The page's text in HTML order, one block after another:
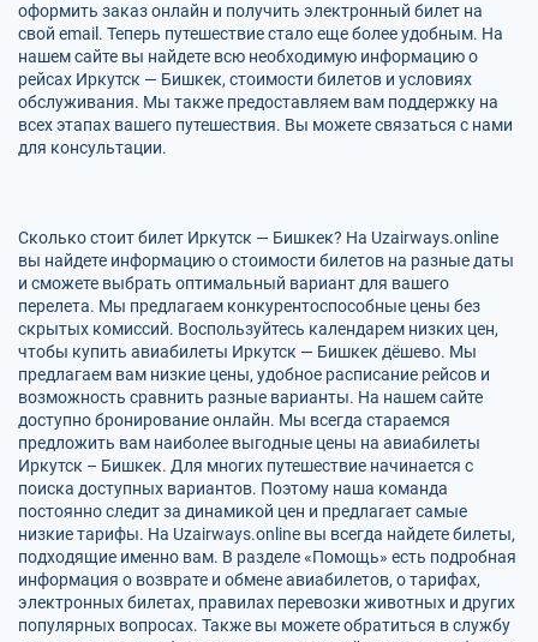
оформить заказ онлайн и получить электронный билет на
свой email. Теперь путешествие стало еще более удобным. На
нашем сайте вы найдете всю необходимую информацию о
рейсах Иркутск — Бишкек, стоимости билетов и условиях
обслуживания. Мы также предоставляем вам поддержку на
всех этапах вашего путешествия. Вы можете связаться с нами
для консультации.
Сколько стоит билет Иркутск — Бишкек? На Uzairways.online
вы найдете информацию о стоимости билетов на разные даты
и сможете выбрать оптимальный вариант для вашего
перелета. Мы предлагаем конкурентоспособные цены без
скрытых комиссий. Воспользуйтесь календарем низких цен,
чтобы купить авиабилеты Иркутск — Бишкек дёшево. Мы
предлагаем вам низкие цены, удобное расписание рейсов и
возможность сравнить разные варианты. На нашем сайте
доступно бронирование онлайн. Мы всегда стараемся
предложить вам наиболее выгодные цены на авиабилеты
Иркутск – Бишкек. Для многих путешествие начинается с
поиска доступных вариантов. Поэтому наша команда
постоянно следит за динамикой цен и предлагает самые
низкие тарифы. На Uzairways.online вы всегда найдете билеты,
подходящие именно вам. В разделе «Помощь» есть подробная
информация о возврате и обмене авиабилетов, о тарифах,
электронных билетах, правилах перевозки животных и других
популярных вопросах. Также вы можете обратиться в службу